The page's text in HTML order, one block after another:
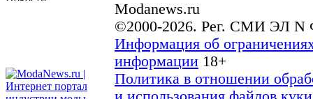
Modanews.ru
©2000-2026. Рег. СМИ ЭЛ N
Информация об
информации 18+
Политика в отношении